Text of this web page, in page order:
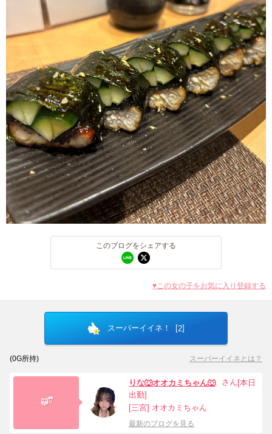
このブログをシェアする
LINE
ブログのURLをコピー
♥この女の子をお気に入り登録する
スーパーイイネ！ [2]
(0G所持) スーパーイイネとは？
🐱ྀི
りな🐺オオカミちゃん🐺 さん [本日
出勤]
[三宮] オオカミちゃん
最新のブログを見る
LINE
お店のURLをコピー
女の子ログイン
店舗ログイン
北海道
北陸
東海 関西